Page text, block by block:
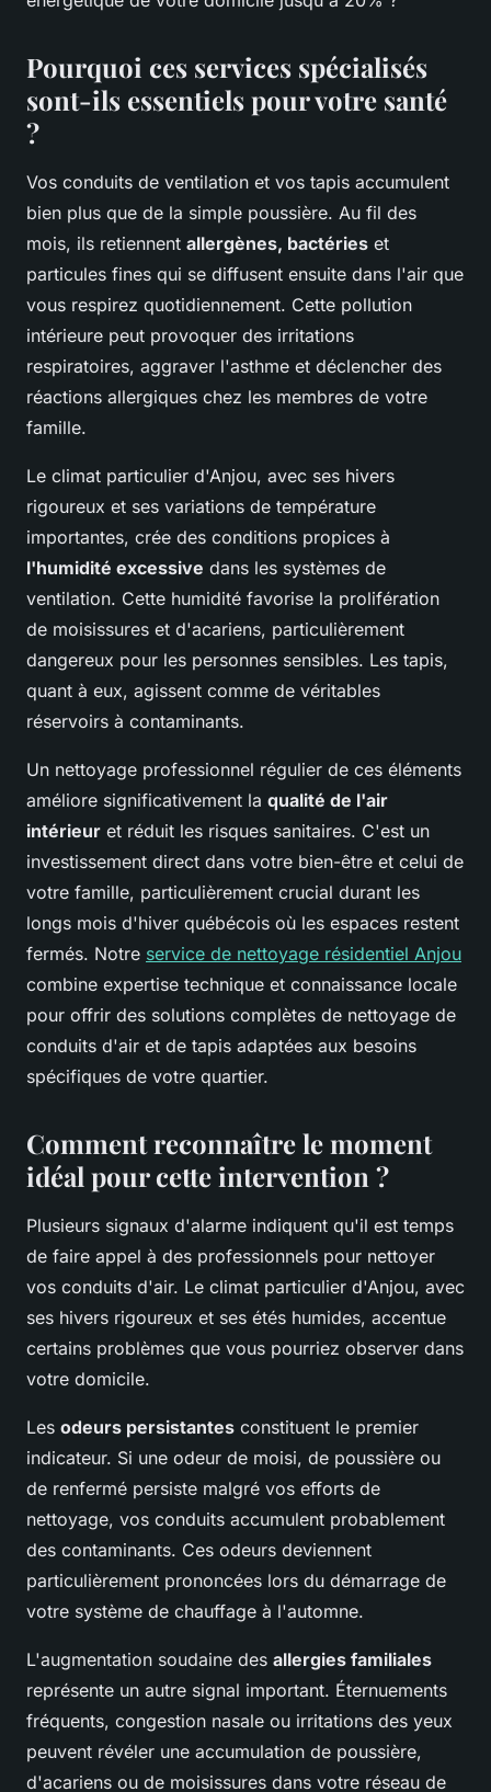
Pourquoi ces services spécialisés
sont-ils essentiels pour votre santé
?
Vos conduits de ventilation et vos tapis accumulent
bien plus que de la simple poussière. Au fil des
mois, ils retiennent allergènes, bactéries et
particules fines qui se diffusent ensuite dans l'air que
vous respirez quotidiennement. Cette pollution
intérieure peut provoquer des irritations
respiratoires, aggraver l'asthme et déclencher des
réactions allergiques chez les membres de votre
famille.
Le climat particulier d'Anjou, avec ses hivers
rigoureux et ses variations de température
importantes, crée des conditions propices à
l'humidité excessive dans les systèmes de
ventilation. Cette humidité favorise la prolifération
de moisissures et d'acariens, particulièrement
dangereux pour les personnes sensibles. Les tapis,
quant à eux, agissent comme de véritables
réservoirs à contaminants.
Un nettoyage professionnel régulier de ces éléments
améliore significativement la qualité de l'air
intérieur et réduit les risques sanitaires. C'est un
investissement direct dans votre bien-être et celui de
votre famille, particulièrement crucial durant les
longs mois d'hiver québécois où les espaces restent
fermés. Notre service de nettoyage résidentiel Anjou
combine expertise technique et connaissance locale
pour offrir des solutions complètes de nettoyage de
conduits d'air et de tapis adaptées aux besoins
spécifiques de votre quartier.
Comment reconnaître le moment
idéal pour cette intervention ?
Plusieurs signaux d'alarme indiquent qu'il est temps
de faire appel à des professionnels pour nettoyer
vos conduits d'air. Le climat particulier d'Anjou, avec
ses hivers rigoureux et ses étés humides, accentue
certains problèmes que vous pourriez observer dans
votre domicile.
Les odeurs persistantes constituent le premier
indicateur. Si une odeur de moisi, de poussière ou
de renfermé persiste malgré vos efforts de
nettoyage, vos conduits accumulent probablement
des contaminants. Ces odeurs deviennent
particulièrement prononcées lors du démarrage de
votre système de chauffage à l'automne.
L'augmentation soudaine des allergies familiales
représente un autre signal important. Éternuements
fréquents, congestion nasale ou irritations des yeux
peuvent révéler une accumulation de poussière,
d'acariens ou de moisissures dans votre réseau de